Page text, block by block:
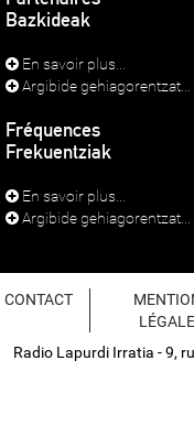
Bazkideak
En savoir plus...
Argibide gehiagorentzat...
Fréquences
Frekuentziak
En savoir plus...
Argibide gehiagorentzat...
CONTACT
Radio Lapurdi Irratia - 9,